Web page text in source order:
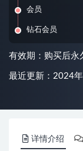
会员
钻石会员
有效期：购买后永
最近更新：2024
详情介绍